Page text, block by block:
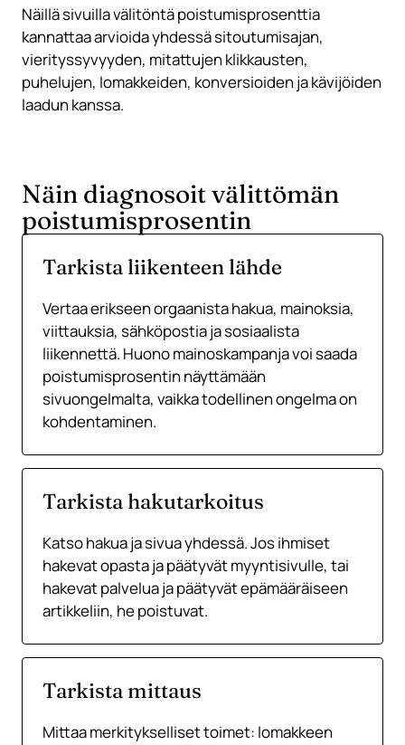
Näillä sivuilla välitöntä poistumisprosenttia
kannattaa arvioida yhdessä sitoutumisajan,
vierityssyvyyden, mitattujen klikkausten,
puhelujen, lomakkeiden, konversioiden ja kävijöiden
laadun kanssa.
Näin diagnosoit välittömän
poistumisprosentin
Tarkista liikenteen lähde
Vertaa erikseen orgaanista hakua, mainoksia,
viittauksia, sähköpostia ja sosiaalista
liikennettä. Huono mainoskampanja voi saada
poistumisprosentin näyttämään
sivuongelmalta, vaikka todellinen ongelma on
kohdentaminen.
Tarkista hakutarkoitus
Katso hakua ja sivua yhdessä. Jos ihmiset
hakevat opasta ja päätyvät myyntisivulle, tai
hakevat palvelua ja päätyvät epämääräiseen
artikkeliin, he poistuvat.
Tarkista mittaus
Mittaa merkitykselliset toimet: lomakkeen